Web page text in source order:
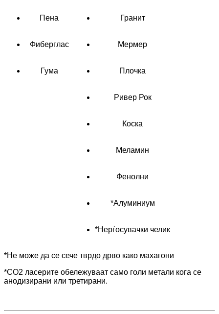
Пена Гранит
Фиберглас Мермер
Гума Плочка
Ривер Рок
Коска
Меламин
Фенолни
*Алуминиум
*Нерѓосувачки челик
*Не може да се сече тврдо дрво како махагони
*CO2 ласерите обележуваат само голи метали кога се
анодизирани или третирани.